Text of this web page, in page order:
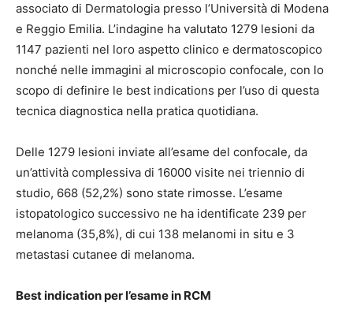
associato di Dermatologia presso l’Università di Modena
e Reggio Emilia. L’indagine ha valutato 1279 lesioni da
1147 pazienti nel loro aspetto clinico e dermatoscopico
nonché nelle immagini al microscopio confocale, con lo
scopo di definire le best indications per l’uso di questa
tecnica diagnostica nella pratica quotidiana.
Delle 1279 lesioni inviate all’esame del confocale, da
un’attività complessiva di 16000 visite nei triennio di
studio, 668 (52,2%) sono state rimosse. L’esame
istopatologico successivo ne ha identificate 239 per
melanoma (35,8%), di cui 138 melanomi in situ e 3
metastasi cutanee di melanoma.
Best indication per l’esame in RCM